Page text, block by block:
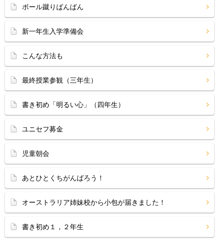
ボール蹴りばんばん
新一年生入学準備会
こんな方法も
最終授業参観（三年生）
書き初め「明るい心」（四年生）
ユニセフ募金
児童朝会
あとひとくちがんばろう！
オーストラリア姉妹校から小包が届きました！
書き初め１，２年生